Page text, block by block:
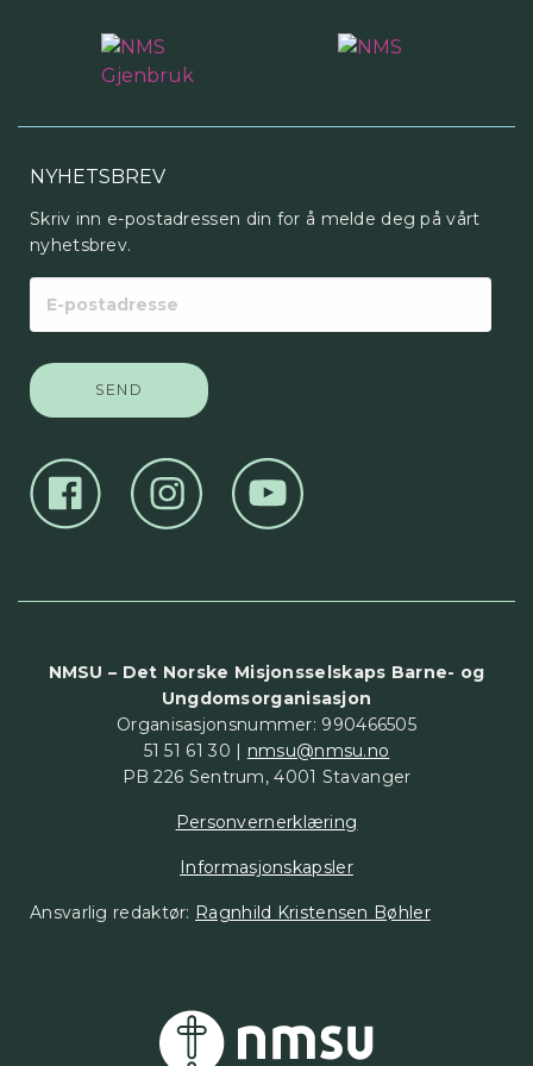
NYHETSBREV
Skriv inn e-postadressen din for å melde deg på vårt
nyhetsbrev.
postadresse
NMSU – Det Norske Misjonsselskaps Barne- og
Ungdomsorganisasjon
Organisasjonsnummer: 990466505
51 51 61 30 | nmsu@nmsu.no
PB 226 Sentrum, 4001 Stavanger
Personvernerklæring
Informasjonskapsler
Ansvarlig redaktør: Ragnhild Kristensen Bøhler